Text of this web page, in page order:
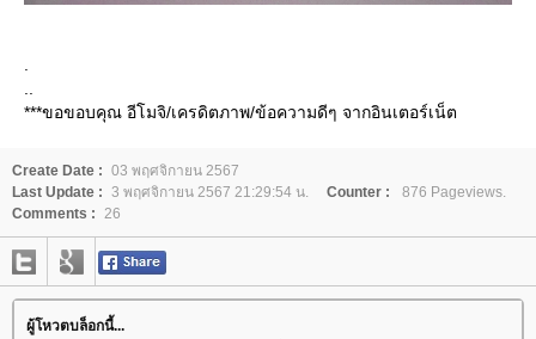
***ขอขอบคุณ อีโมจิ/เครดิตภาพ/ข้อความดีๆ จากอินเตอร์เน็ต
Create Date : 03 พฤศจิกายน 2567
Last Update : 3 พฤศจิกายน 2567 21:29:54 น. Counter :
876 Pageviews.
Comments :
26
ผู้โหวตบล็อกนี้...